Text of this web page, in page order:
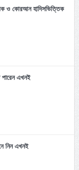
ও কোরআন হাদিসভিত্তিক
পারেন এখনই
নিন এখনই